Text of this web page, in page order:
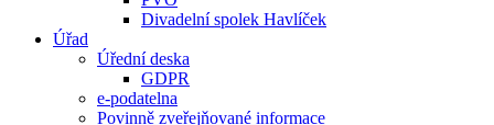
Divadelní spolek Havlíček
Úřad
Úřední deska
GDPR
e-podatelna
Povinně zveřejňované informace